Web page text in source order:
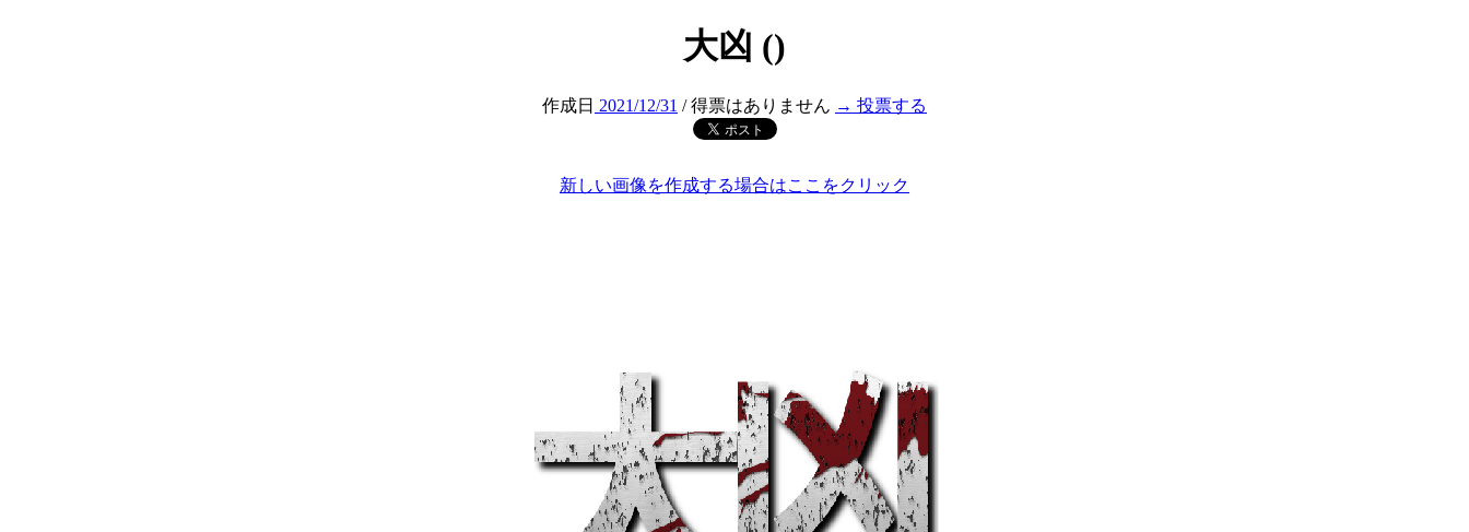
大凶 ()
作成日 2021/12/31 / 得票はありません → 投票する
新しい画像を作成する場合はここをクリック